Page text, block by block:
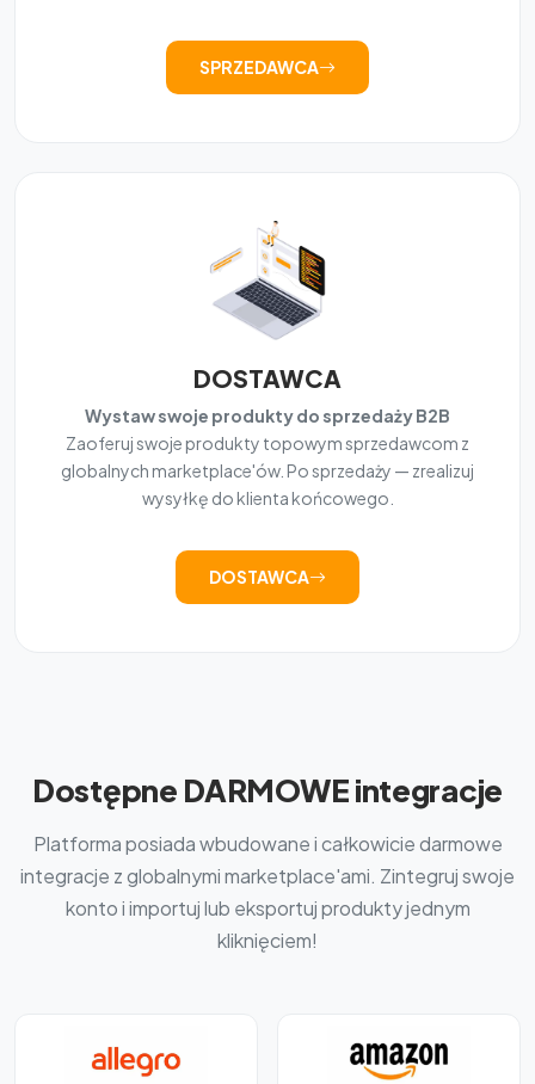
SPRZEDAWCA
DOSTAWCA
Wystaw swoje produkty do sprzedaży B2B
Zaoferuj swoje produkty topowym sprzedawcom z
globalnych marketplace'ów. Po sprzedaży — zrealizuj
wysyłkę do klienta końcowego.
DOSTAWCA
Dostępne DARMOWE integracje
Platforma posiada wbudowane i całkowicie darmowe
integracje z globalnymi marketplace'ami. Zintegruj swoje
konto i importuj lub eksportuj produkty jednym
kliknięciem!